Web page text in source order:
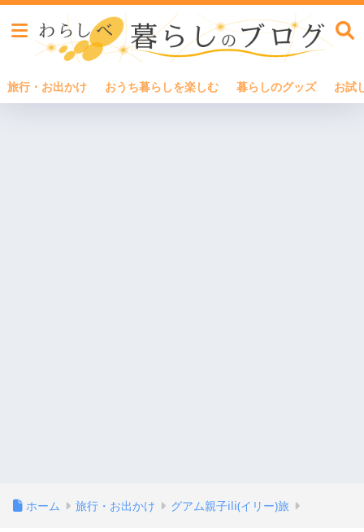
旅行・お出かけ おうち暮らしを楽しむ 暮らしのグッズ お試
ホーム 旅行・お出かけ グアム親子ili(イリー)旅